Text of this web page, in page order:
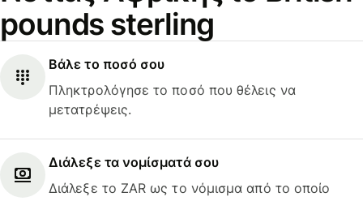
pounds sterling
Βάλε το ποσό σου
Πληκτρολόγησε το ποσό που θέλεις να
μετατρέψεις.
Διάλεξε τα νομίσματά σου
Διάλεξε το ZAR ως το νόμισμα από το οποίο